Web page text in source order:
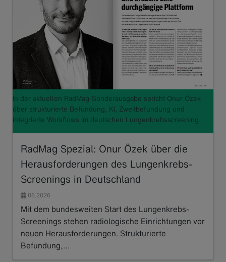
In der aktuellen RadMag-Sonderausgabe spricht Onur Özek
über strukturierte Befundung, KI, Zweitbefundung und
integrierte Workflows im deutschen Lungenkrebsscreening.
RadMag Spezial: Onur Özek über die
Herausforderungen des Lungenkrebs-
Screenings in Deutschland
06.2026
Mit dem bundesweiten Start des Lungenkrebs-
Screenings stehen radiologische Einrichtungen vor
neuen Herausforderungen. Strukturierte
Befundung,…